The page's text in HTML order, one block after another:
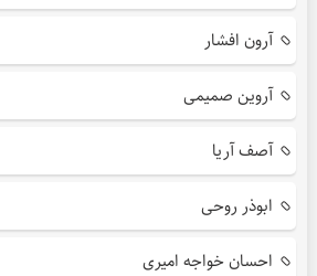
آرون افشار
آروین صمیمی
آصف آریا
ابوذر روحی
احسان خواجه امیری